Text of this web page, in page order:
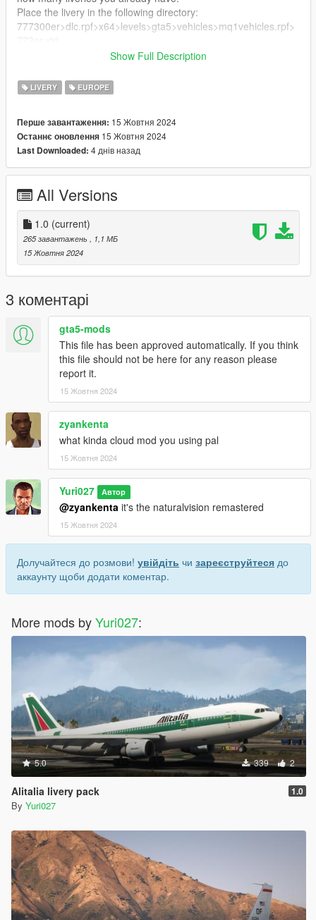
Place the livery in the following directory:
777300er>dlc.rpf>x64>levels>gta5>vehicles>mq1vehicles.rpf>
Show Full Description
LIVERY EUROPE
Перше завантаження: 15 Жовтня 2024
Останнє оновлення 15 Жовтня 2024
Last Downloaded: 4 днів назад
All Versions
1.0 (current)
265 завантажень
, 1,1 МБ
15 Жовтня 2024
3 коментарі
gta5-mods
This file has been approved automatically. If you think
this file should not be here for any reason please
report it.
15 Жовтня 2024
zyankenta
what kinda cloud mod you using pal
15 Жовтня 2024
Yuri027 Автор
@zyankenta it's the naturalvision remastered
15 Жовтня 2024
Долучайтеся до розмови! увійдіть чи зареєструйтеся до
аккаунту щоби додати коментар.
More mods byYuri027:
5.0 339 2
Alitalia livery pack 1.0
By Yuri027